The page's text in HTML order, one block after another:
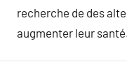
recherche de des
augmenter leur